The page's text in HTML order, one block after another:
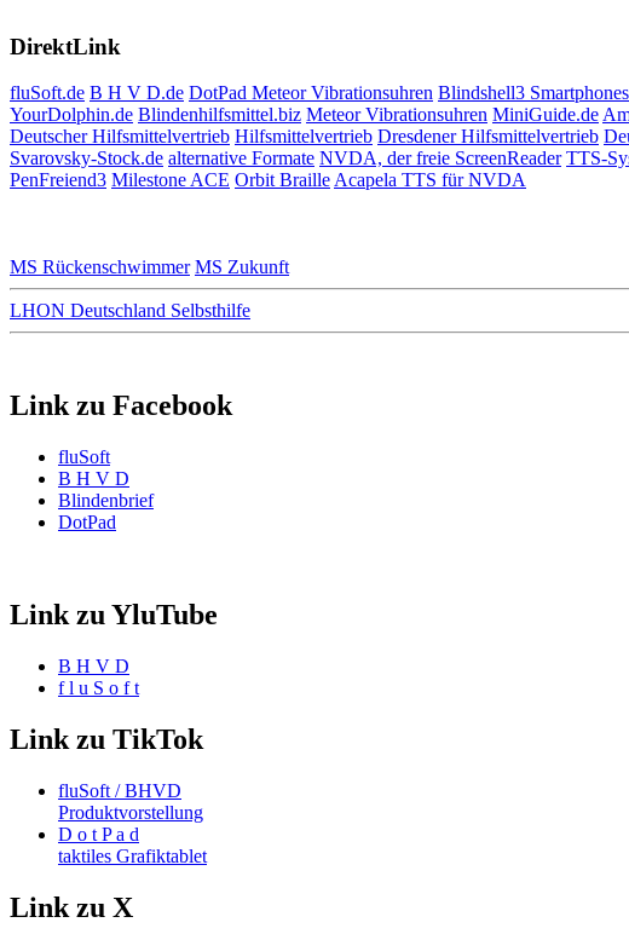
DirektLink
fluSoft.de B H V D.de DotPad Meteor Vibrationsuhren Blindshell3
YourDolphin.de Blindenhilfsmittel.biz Meteor Vibrationsuhren MiniGuide.de
Deutscher Hilfsmittelvertrieb Hilfsmittelvertrieb Dresdener Hilfsmittelvertrieb
Svarovsky-Stock.de alternative Formate NVDA, der freie ScreenReader TTS-
PenFreiend3 Milestone ACE Orbit BrailleAcapela TTS für NVDA
MS Rückenschwimmer MS Zukunft
LHON Deutschland Selbsthilfe
Link zu Facebook
fluSoft
B H V D
Blindenbrief
DotPad
Link zu YluTube
B H V D
f l u S o f t
Link zu TikTok
fluSoft / BHVD
Produktvorstellung
D o t P a d
taktiles Grafiktablet
Link zu X